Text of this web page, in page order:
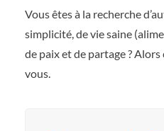
Vous êtes à la recherche
simplicité, de vie saine
de paix et de partage ?
vous.